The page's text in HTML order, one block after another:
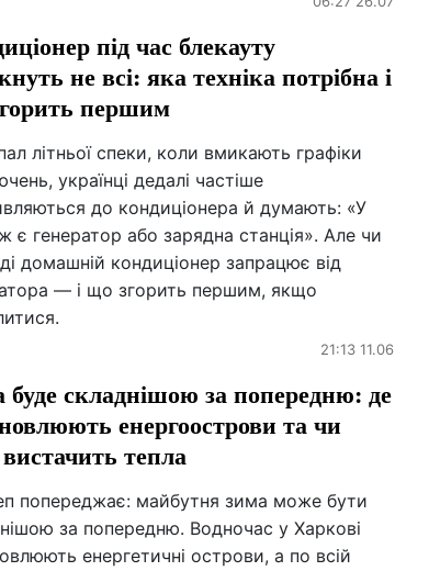
під час блекауту
не всі: яка техніка потрібна і
першим
літньої спеки, коли вмикають графіки
українці дедалі частіше
до кондиціонера й думають: «У
є генератор або зарядна станція». Але чи
домашній кондиціонер запрацює від
— і що згорить першим, якщо
21:13 11.06
буде складнішою за попередню: де
енергоострови та чи
тепла
попереджає: майбутня зима може бути
за попередню. Водночас у Харкові
енергетичні острови, а по всій